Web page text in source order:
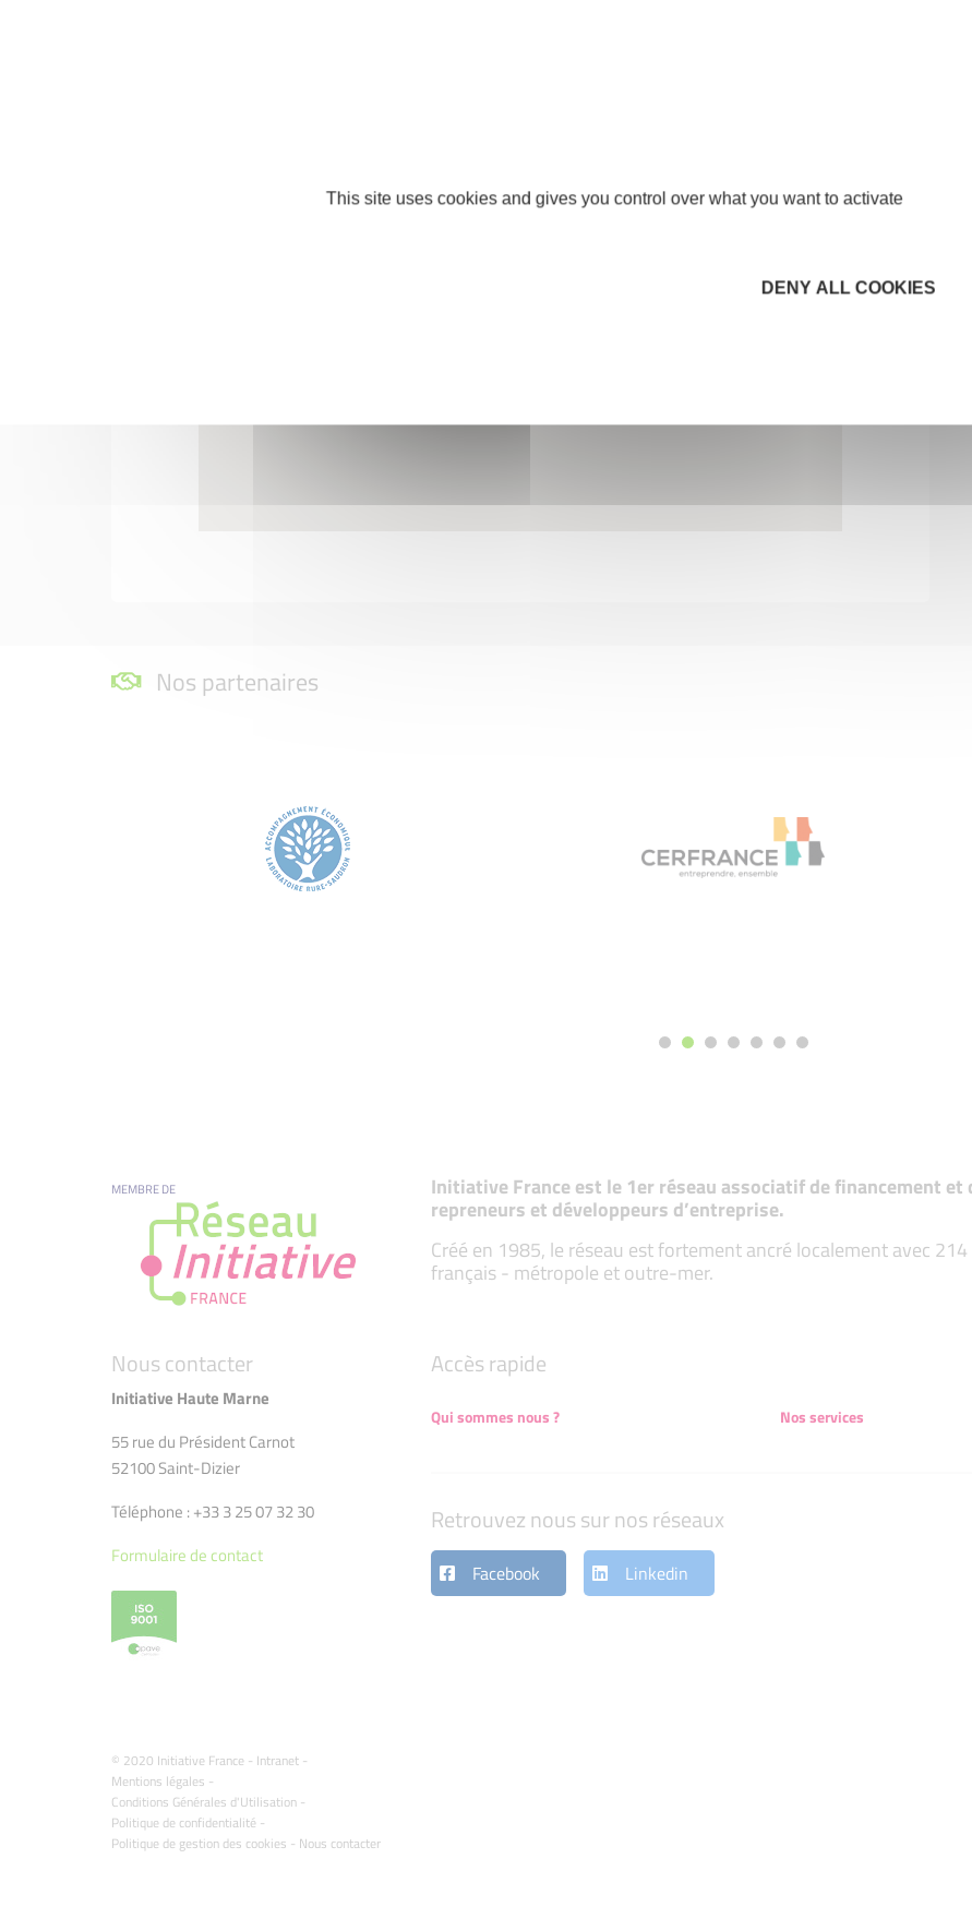
Nos partenaires
MEMBRE DE Initiative France est le 1er réseau associatif de financement et
repreneurs et développeurs d’entreprise.
Créé en 1985, le réseau est fortement ancré localement avec
français - métropole et outre-mer.
Nous contacter
Initiative Haute Marne
55 rue du Président Carnot
52100 Saint-Dizier
Téléphone : +33 3 25 07 32 30
Formulaire de contact
© 2020 Initiative France - Intranet -
Mentions légales -
Conditions Générales d'Utilisation -
Politique de confidentialité -
Politique de gestion des cookies - Nous contacter
Accès rapide
Qui sommes nous ? Nos services
Retrouvez nous sur nos réseaux
Facebook Linkedin
This site uses cookies and gives you control over what you want to activate
DENY ALL COOKIES